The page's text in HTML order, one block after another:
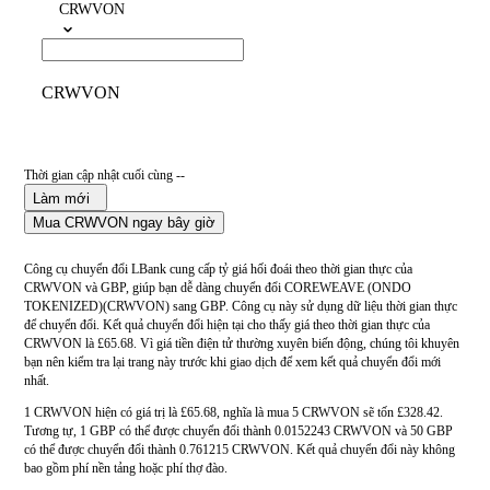
CRWVON
CRWVON
Thời gian cập nhật cuối cùng --
Làm mới
Mua CRWVON ngay bây giờ
Công cụ chuyển đổi LBank cung cấp tỷ giá hối đoái theo thời gian thực của
CRWVON và GBP, giúp bạn dễ dàng chuyển đổi COREWEAVE (ONDO
TOKENIZED)(CRWVON) sang GBP. Công cụ này sử dụng dữ liệu thời gian thực
để chuyển đổi. Kết quả chuyển đổi hiện tại cho thấy giá theo thời gian thực của
CRWVON là £65.68. Vì giá tiền điện tử thường xuyên biến động, chúng tôi khuyên
bạn nên kiểm tra lại trang này trước khi giao dịch để xem kết quả chuyển đổi mới
nhất.
1 CRWVON hiện có giá trị là £65.68, nghĩa là mua 5 CRWVON sẽ tốn £328.42.
Tương tự, 1 GBP có thể được chuyển đổi thành 0.0152243 CRWVON và 50 GBP
có thể được chuyển đổi thành 0.761215 CRWVON. Kết quả chuyển đổi này không
bao gồm phí nền tảng hoặc phí thợ đào.